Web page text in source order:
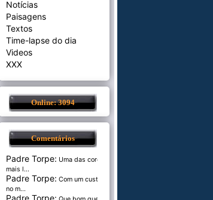
Notícias
Paisagens
Textos
Time-lapse do dia
Videos
XXX
Online: 3094
Comentários
Padre Torpe: Uma das cores
mais l...
Padre Torpe: Com um custo de
no m...
Padre Torpe: